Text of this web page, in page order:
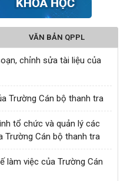
VĂN BẢN QPPL
chỉnh sửa tài liệu của
Trường Cán bộ thanh tra
tổ chức và quản lý các
Trường Cán bộ thanh tra
làm việc của Trường Cán